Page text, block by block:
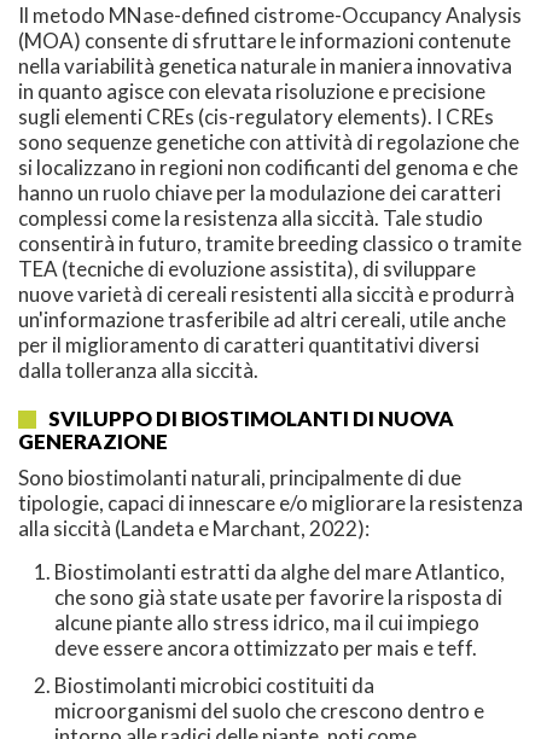
Il metodo MNase-defined cistrome-Occupancy Analysis
(MOA) consente di sfruttare le informazioni contenute
nella variabilità genetica naturale in maniera innovativa
in quanto agisce con elevata risoluzione e precisione
sugli elementi CREs (cis-regulatory elements). I CREs
sono sequenze genetiche con attività di regolazione che
si localizzano in regioni non codificanti del genoma e che
hanno un ruolo chiave per la modulazione dei caratteri
complessi come la resistenza alla siccità. Tale studio
consentirà in futuro, tramite breeding classico o tramite
TEA (tecniche di evoluzione assistita), di sviluppare
nuove varietà di cereali resistenti alla siccità e produrrà
un'informazione trasferibile ad altri cereali, utile anche
per il miglioramento di caratteri quantitativi diversi
dalla tolleranza alla siccità.
SVILUPPO DI BIOSTIMOLANTI DI NUOVA
GENERAZIONE
Sono biostimolanti naturali, principalmente di due
tipologie, capaci di innescare e/o migliorare la resistenza
alla siccità (Landeta e Marchant, 2022):
Biostimolanti estratti da alghe del mare Atlantico,
che sono già state usate per favorire la risposta di
alcune piante allo stress idrico, ma il cui impiego
deve essere ancora ottimizzato per mais e teff.
Biostimolanti microbici costituiti da
microorganismi del suolo che crescono dentro e